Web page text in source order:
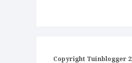
Copyright Tuinblogger